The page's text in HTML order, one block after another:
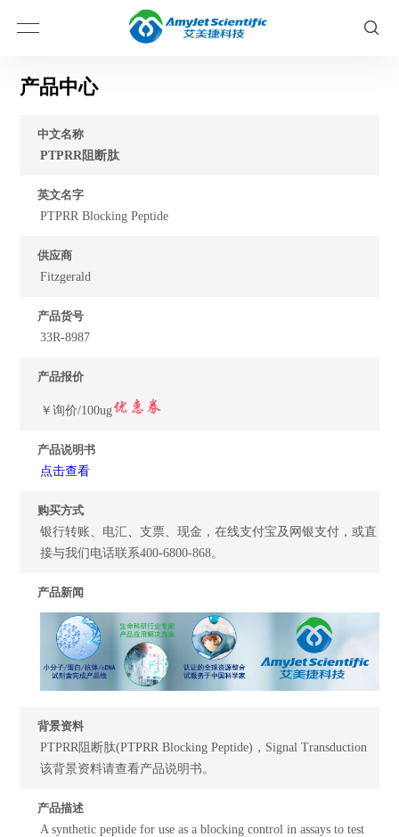
产品中心
中文名称
PTPRR阻断肽
英文名字
PTPRR Blocking Peptide
供应商
Fitzgerald
产品货号
33R-8987
产品报价
￥询价/100ug
产品说明书
点击查看
购买方式
银行转账、电汇、支票、现金，在线支付宝及网银支付，或直
接与我们电话联系400-6800-868。
产品新闻
背景资料
PTPRR阻断肽(PTPRR Blocking Peptide)，Signal Transduction
该背景资料请查看产品说明书。
产品描述
A synthetic peptide for use as a blocking control in assays to test